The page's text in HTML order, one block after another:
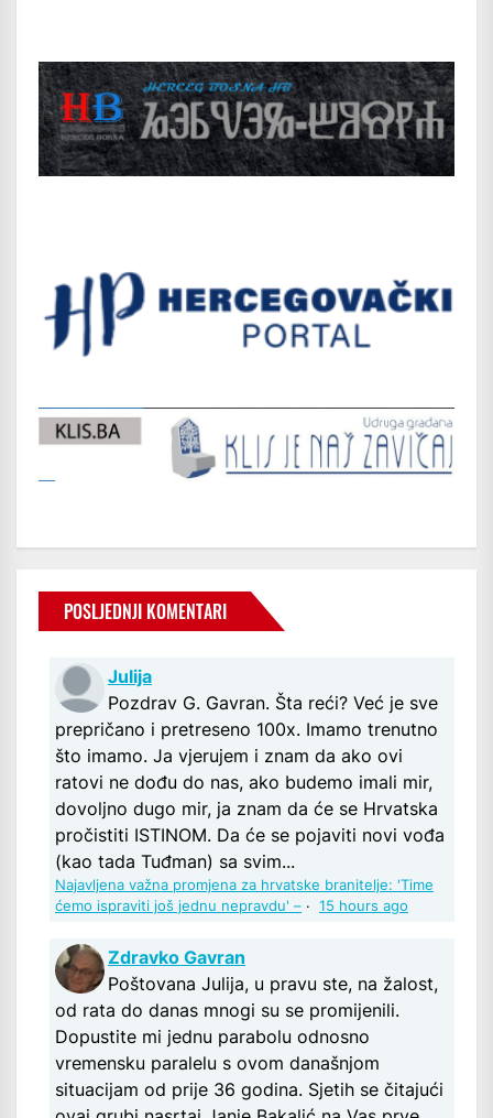
POSLJEDNJI KOMENTARI
Julija
Pozdrav G. Gavran. Šta reći? Već je sve
prepričano i pretreseno 100x. Imamo trenutno
što imamo. Ja vjerujem i znam da ako ovi
ratovi ne dođu do nas, ako budemo imali mir,
dovoljno dugo mir, ja znam da će se Hrvatska
pročistiti ISTINOM. Da će se pojaviti novi vođa
(kao tada Tuđman) sa svim...
Najavljena važna promjena za hrvatske branitelje: 'Time
ćemo ispraviti još jednu nepravdu' – · 15 hours ago
Zdravko Gavran
Poštovana Julija, u pravu ste, na žalost,
od rata do danas mnogi su se promijenili.
Dopustite mi jednu parabolu odnosno
vremensku paralelu s ovom današnjom
situacijam od prije 36 godina. Sjetih se čitajući